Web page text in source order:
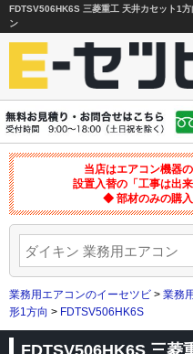
FDTSV506HK6S 三菱重工 天井カセット1
ン
当店はエアコン機器
設置入替の「工事は出
◆ 部材のみの購
業務用エアコンのイーセツビ > 業務
形1方向 > FDTSV506HK6S